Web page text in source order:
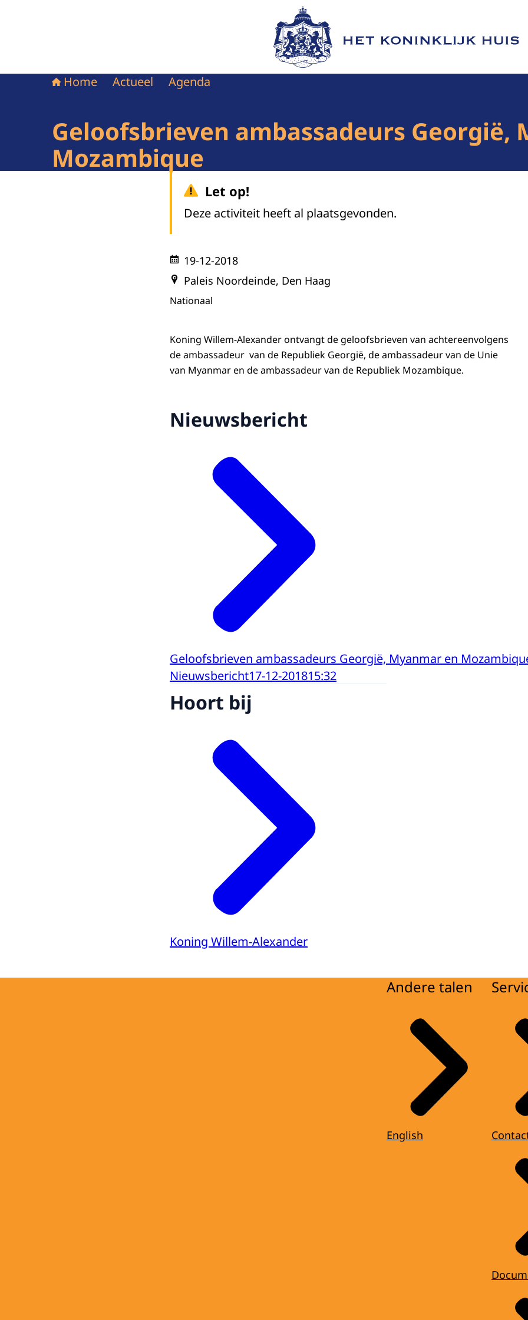
Naar de homepage van Het Koninklijk Huis
Home Actueel Agenda
Geloofsbrieven ambassadeurs Georgië,
Mozambique
Let op!
Deze activiteit heeft al plaatsgevonden.
19-12-2018
Paleis Noordeinde, Den Haag
Nationaal
Koning Willem-Alexander ontvangt de geloofsbrieven van achtereenvolgens
de ambassadeur van de Republiek Georgië, de ambassadeur van de Unie
van Myanmar en de ambassadeur van de Republiek Mozambique.
Nieuwsbericht
Geloofsbrieven ambassadeurs Georgië, Myanmar en
Nieuwsbericht17-12-201815:32
Hoort bij
Koning Willem-Alexander
Andere talen
English